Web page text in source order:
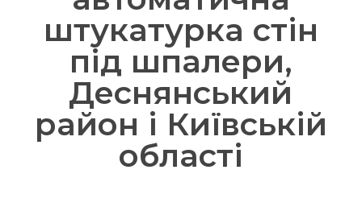
штукатурка стін
під шпалери,
Деснянський
район і Київській
області